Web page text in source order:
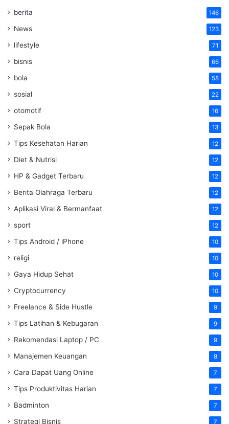
berita 146
News 123
lifestyle 71
bisnis 66
bola 58
sosial 22
otomotif 16
Sepak Bola 13
Tips Kesehatan Harian 12
Diet & Nutrisi 12
HP & Gadget Terbaru 12
Berita Olahraga Terbaru 12
Aplikasi Viral & Bermanfaat 12
sport 12
Tips Android / iPhone 10
religi 10
Gaya Hidup Sehat 10
Cryptocurrency 10
Freelance & Side Hustle 9
Tips Latihan & Kebugaran 9
Rekomendasi Laptop / PC 9
Manajemen Keuangan 8
Cara Dapat Uang Online 7
Tips Produktivitas Harian 7
Badminton 7
Strategi Bisnis 7